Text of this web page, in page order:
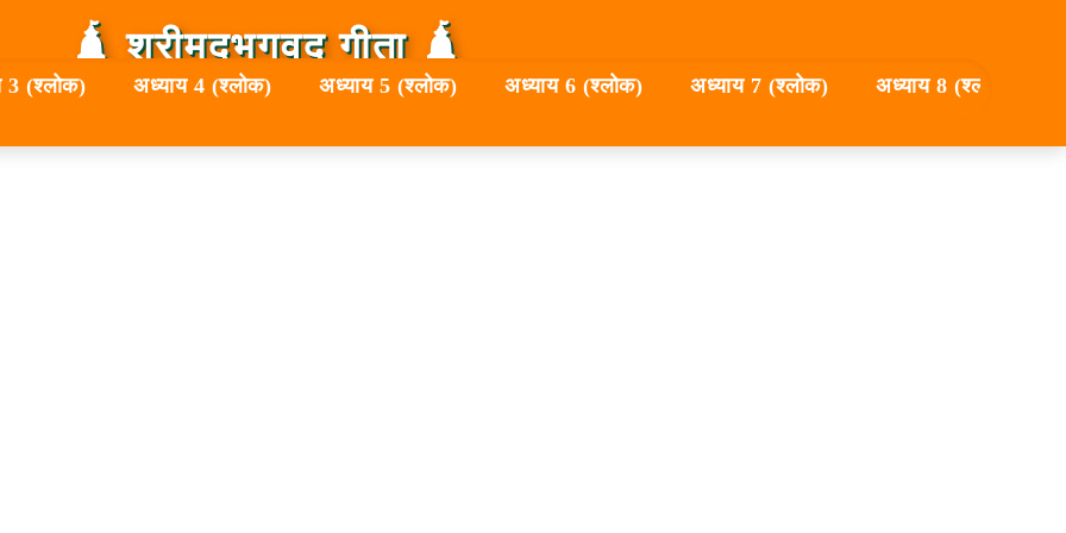
🛕 श्रीमद्‍भगवद्‍ गीता 🛕
3 (श्लोक) अध्याय 4 (श्लोक) अध्याय 5 (श्लोक) अध्याय 6 (श्लोक) अध्याय 7 (श्लोक) अध्याय 8 (श्लोक)